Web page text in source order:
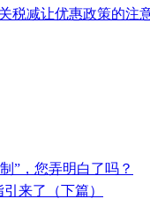
税减让优惠政策的注
”，您弄明白了吗？
来了（下篇）